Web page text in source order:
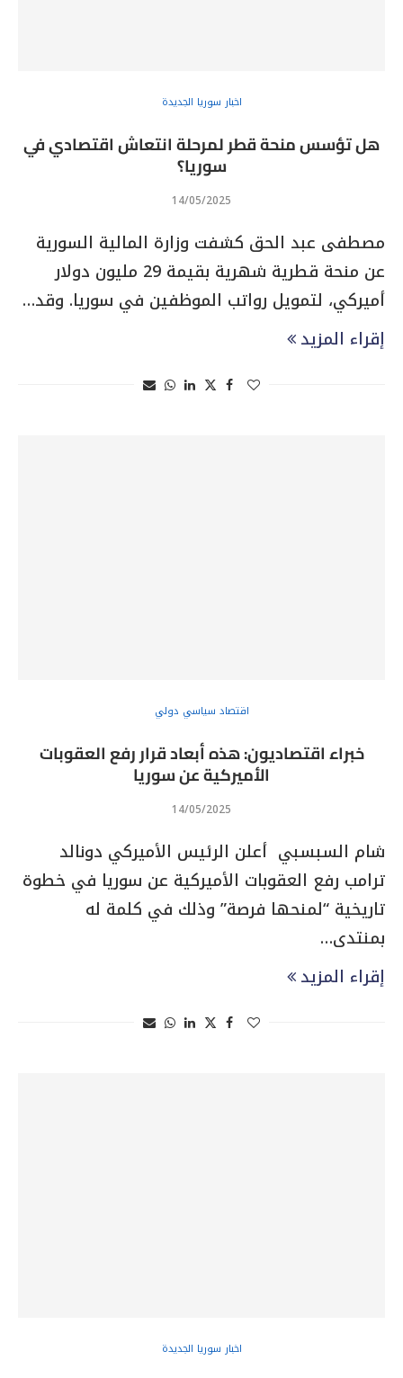
اخبار سوريا الجديدة
هل تؤسس منحة قطر لمرحلة انتعاش اقتصادي في
سوريا؟
14/05/2025
مصطفى عبد الحق كشفت وزارة المالية السورية
عن منحة قطرية شهرية بقيمة 29 مليون دولار
أميركي، لتمويل رواتب الموظفين في سوريا. وقد…
إقراء المزيد
اقتصاد سياسي دولي
خبراء اقتصاديون: هذه أبعاد قرار رفع العقوبات
الأميركية عن سوريا
14/05/2025
شام السبسبي أعلن الرئيس الأميركي دونالد
ترامب رفع العقوبات الأميركية عن سوريا في خطوة
تاريخية “لمنحها فرصة” وذلك في كلمة له
بمنتدى…
إقراء المزيد
اخبار سوريا الجديدة